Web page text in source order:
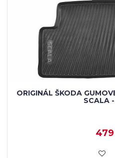
ORIGINÁL ŠKODA
SCALA